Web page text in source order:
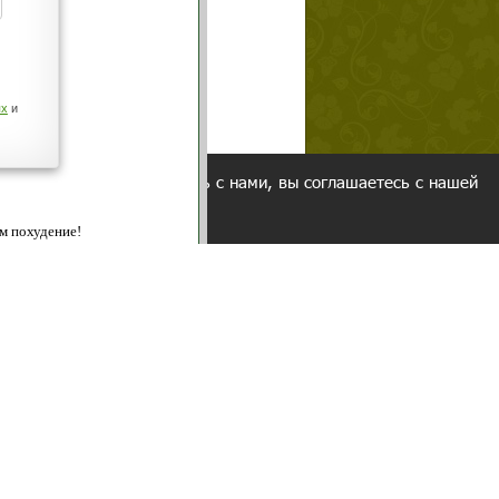
cookies. Оставаясь с нами, вы соглашаетесь с нашей